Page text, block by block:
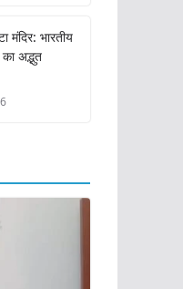
मंदिर: भारतीय
अद्भुत